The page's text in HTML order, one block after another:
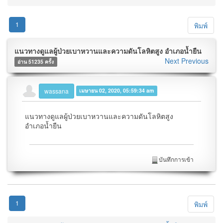
พิมพ์
1
แนวทางดูแลผู้ป่วยเบาหวานและความดันโลหิตสูง อำเภอน้ำยืน
อ่าน 51235 ครั้ง Next Previous
wassana เมษายน 02, 2020, 05:59:34 am
แนวทางดูแลผู้ป่วยเบาหวานและความดันโลหิตสูง
อำเภอน้ำยืน
บันทึกการเข้า
พิมพ์
1